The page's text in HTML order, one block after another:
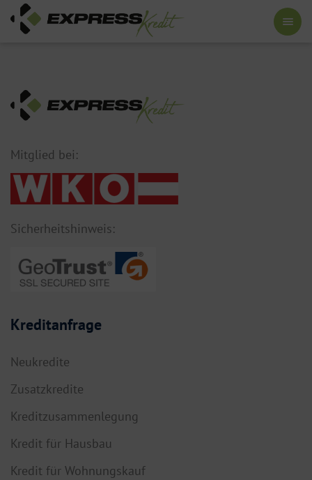
Mitglied bei:
Sicherheitshinweis:
Kreditanfrage
Neukredite
Zusatzkredite
Kreditzusammenlegung
Kredit für Hausbau
Kredit für Wohnungskauf